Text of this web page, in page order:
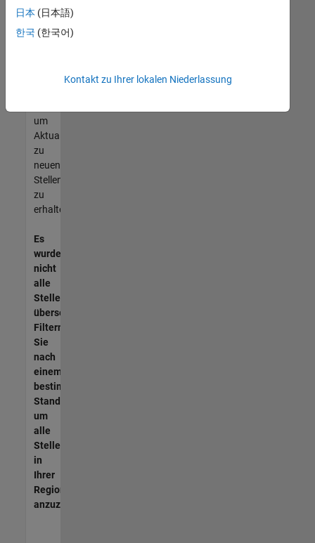
entsprechen,
werden
unseres
um
Aktualisierungen
zu
neuen
Stellenangeboten
zu
erhalten.
Es
wurden
nicht
alle
Stellen
übersetzt.
Filtern
Sie
nach
einem
bestimmten
Standort,
um
alle
Stellenangebote
in
Ihrer
Region
anzuzeigen.
日本 (日本語)
한국 (한국어)
Kontakt zu Ihrer lokalen Niederlassung